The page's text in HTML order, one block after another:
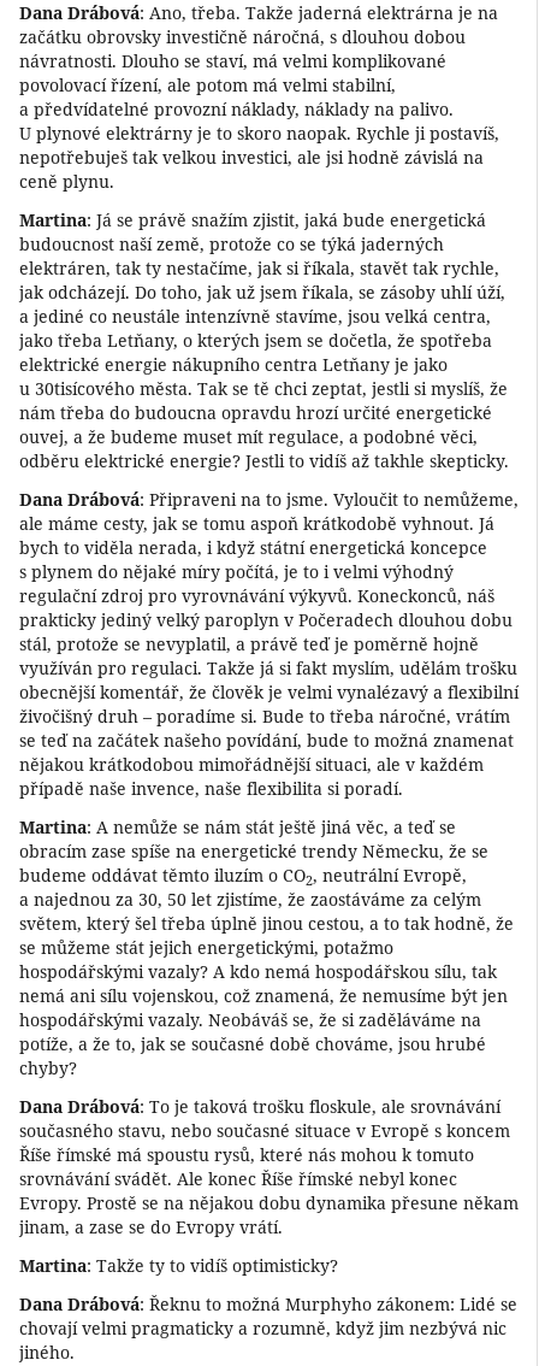
Dana Drábová: Ano, třeba. Takže jaderná elektrárna je na
začátku obrovsky investičně náročná, s dlouhou dobou
návratnosti. Dlouho se staví, má velmi komplikované
povolovací řízení, ale potom má velmi stabilní,
a předvídatelné provozní náklady, náklady na palivo.
U plynové elektrárny je to skoro naopak. Rychle ji postavíš,
nepotřebuješ tak velkou investici, ale jsi hodně závislá na
ceně plynu.
Martina: Já se právě snažím zjistit, jaká bude energetická
budoucnost naší země, protože co se týká jaderných
elektráren, tak ty nestačíme, jak si říkala, stavět tak rychle,
jak odcházejí. Do toho, jak už jsem říkala, se zásoby uhlí úží,
a jediné co neustále intenzívně stavíme, jsou velká centra,
jako třeba Letňany, o kterých jsem se dočetla, že spotřeba
elektrické energie nákupního centra Letňany je jako
u 30tisícového města. Tak se tě chci zeptat, jestli si myslíš, že
nám třeba do budoucna opravdu hrozí určité energetické
ouvej, a že budeme muset mít regulace, a podobné věci,
odběru elektrické energie? Jestli to vidíš až takhle skepticky.
Dana Drábová: Připraveni na to jsme. Vyloučit to nemůžeme,
ale máme cesty, jak se tomu aspoň krátkodobě vyhnout. Já
bych to viděla nerada, i když státní energetická koncepce
s plynem do nějaké míry počítá, je to i velmi výhodný
regulační zdroj pro vyrovnávání výkyvů. Koneckonců, náš
prakticky jediný velký paroplyn v Počeradech dlouhou dobu
stál, protože se nevyplatil, a právě teď je poměrně hojně
využíván pro regulaci. Takže já si fakt myslím, udělám trošku
obecnější komentář, že člověk je velmi vynalézavý a flexibilní
živočišný druh – poradíme si. Bude to třeba náročné, vrátím
se teď na začátek našeho povídání, bude to možná znamenat
nějakou krátkodobou mimořádnější situaci, ale v každém
případě naše invence, naše flexibilita si poradí.
Martina: A nemůže se nám stát ještě jiná věc, a teď se
obracím zase spíše na energetické trendy Německu, že se
budeme oddávat těmto iluzím o CO2, neutrální Evropě,
a najednou za 30, 50 let zjistíme, že zaostáváme za celým
světem, který šel třeba úplně jinou cestou, a to tak hodně, že
se můžeme stát jejich energetickými, potažmo
hospodářskými vazaly? A kdo nemá hospodářskou sílu, tak
nemá ani sílu vojenskou, což znamená, že nemusíme být jen
hospodářskými vazaly. Neobáváš se, že si zaděláváme na
potíže, a že to, jak se současné době chováme, jsou hrubé
chyby?
Dana Drábová: To je taková trošku floskule, ale srovnávání
současného stavu, nebo současné situace v Evropě s koncem
Říše římské má spoustu rysů, které nás mohou k tomuto
srovnávání svádět. Ale konec Říše římské nebyl konec
Evropy. Prostě se na nějakou dobu dynamika přesune někam
jinam, a zase se do Evropy vrátí.
Martina: Takže ty to vidíš optimisticky?
Dana Drábová: Řeknu to možná Murphyho zákonem: Lidé se
chovají velmi pragmaticky a rozumně, když jim nezbývá nic
jiného.